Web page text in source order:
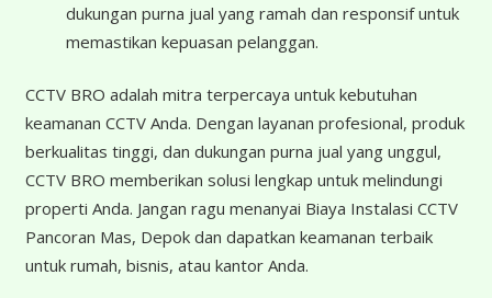
dukungan purna jual yang ramah dan responsif untuk
memastikan kepuasan pelanggan.
CCTV BRO adalah mitra terpercaya untuk kebutuhan
keamanan CCTV Anda. Dengan layanan profesional, produk
berkualitas tinggi, dan dukungan purna jual yang unggul,
CCTV BRO memberikan solusi lengkap untuk melindungi
properti Anda. Jangan ragu menanyai Biaya Instalasi CCTV
Pancoran Mas, Depok dan dapatkan keamanan terbaik
untuk rumah, bisnis, atau kantor Anda.